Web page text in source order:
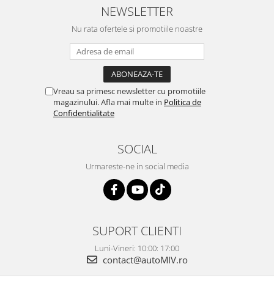
NEWSLETTER
Nu rata ofertele si promotiile noastre
Vreau sa primesc newsletter cu promotiile
magazinului. Afla mai multe in Politica de
Confidentialitate
SOCIAL
Urmareste-ne in social media
SUPORT CLIENTI
Luni-Vineri: 10:00: 17:00
contact@autoMIV.ro